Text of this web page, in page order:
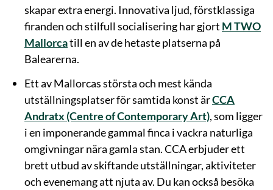
skapar extra energi. Innovativa ljud, förstklassiga
firanden och stilfull socialisering har gjort M TWO
Mallorcatill en av de hetaste platserna på
Balearerna.
Ett av Mallorcas största och mest kända
utställningsplatser för samtida konst ärCCA
Andratx (Centre of Contemporary Art), som ligger
i en imponerande gammal finca i vackra naturliga
omgivningar nära gamla stan. CCA erbjuder ett
brett utbud av skiftande utställningar, aktiviteter
och evenemang att njuta av. Du kan också besöka